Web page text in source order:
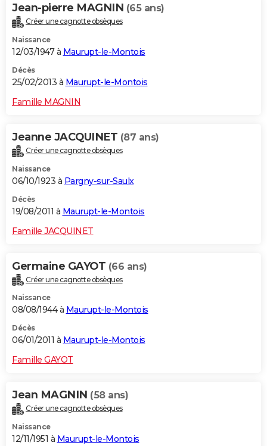
Jean-pierre MAGNIN (65 ans)
Créer une cagnotte obsèques
Naissance
12/03/1947 à Maurupt-le-Montois
Décès
25/02/2013 à Maurupt-le-Montois
Famille MAGNIN
Jeanne JACQUINET (87 ans)
Créer une cagnotte obsèques
Naissance
06/10/1923 à Pargny-sur-Saulx
Décès
19/08/2011 à Maurupt-le-Montois
Famille JACQUINET
Germaine GAYOT (66 ans)
Créer une cagnotte obsèques
Naissance
08/08/1944 à Maurupt-le-Montois
Décès
06/01/2011 à Maurupt-le-Montois
Famille GAYOT
Jean MAGNIN (58 ans)
Créer une cagnotte obsèques
Naissance
12/11/1951 à Maurupt-le-Montois